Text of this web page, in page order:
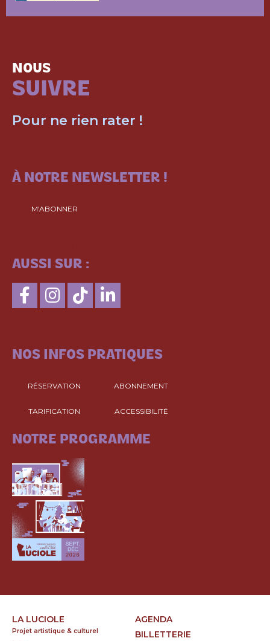
NOUS
SUIVRE
Pour ne rien rater !
À NOTRE NEWSLETTER !
M'ABONNER
AUSSI SUR :
NOS INFOS PRATIQUES
RÉSERVATION ABONNEMENT
TARIFICATION ACCESSIBILITÉ
NOTRE PROGRAMME
LA LUCIOLE
Projet artistique & culturel
AGENDA
BILLETTERIE